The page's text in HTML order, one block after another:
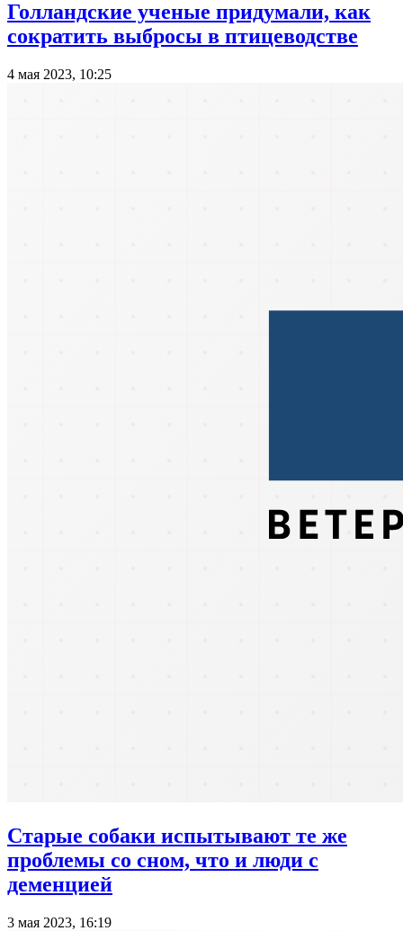
Голландские ученые придумали, как
сократить выбросы в птицеводстве
4 мая 2023, 10:25
Старые собаки испытывают те же
проблемы со сном, что и люди с
деменцией
3 мая 2023, 16:19